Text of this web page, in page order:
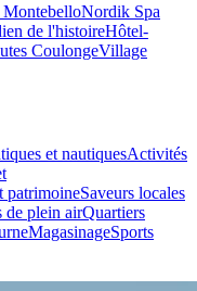
MontebelloNordik Spa
de l'histoireHôtel-
CoulongeVillage
et nautiquesActivités
patrimoineSaveurs locales
de plein airQuartiers
MagasinageSports